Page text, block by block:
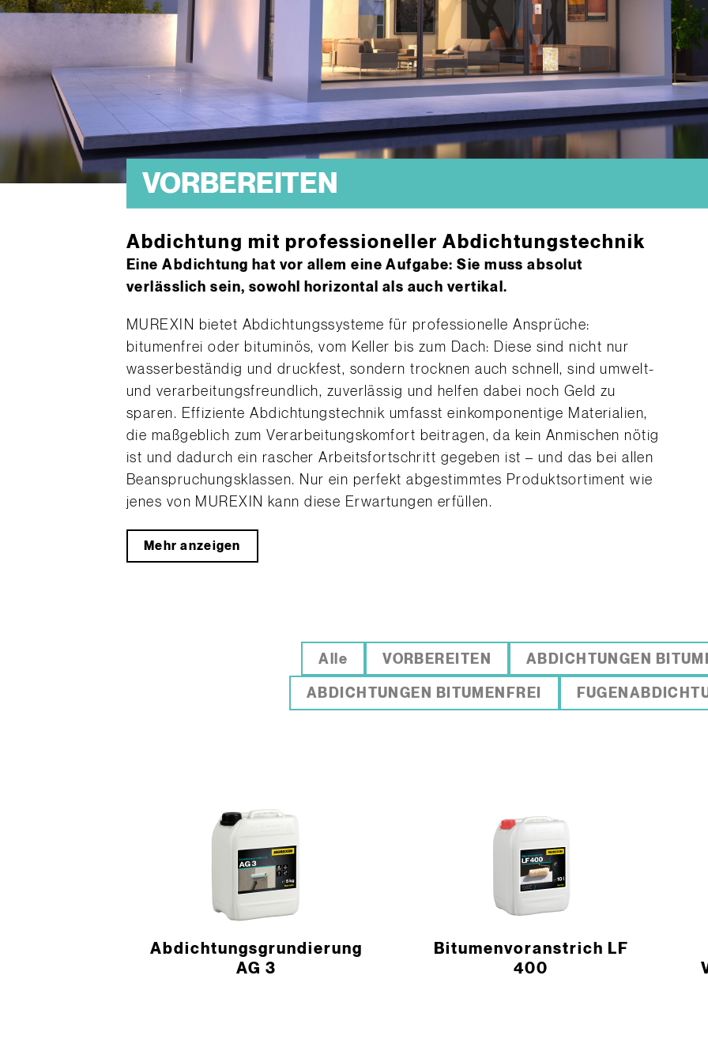
VORBEREITEN
Abdichtung mit professioneller Abdichtungstechnik
Eine Abdichtung hat vor allem eine Aufgabe: Sie muss absolut
verlässlich sein, sowohl horizontal als auch vertikal.
MUREXIN bietet Abdichtungssysteme für professionelle Ansprüche:
bitumenfrei oder bituminös, vom Keller bis zum Dach: Diese sind nicht nur
wasserbeständig und druckfest, sondern trocknen auch schnell, sind umwelt-
und verarbeitungsfreundlich, zuverlässig und helfen dabei noch Geld zu
sparen. Effiziente Abdichtungstechnik umfasst einkomponentige Materialien,
die maßgeblich zum Verarbeitungskomfort beitragen, da kein Anmischen nötig
ist und dadurch ein rascher Arbeitsfortschritt gegeben ist – und das bei allen
Beanspruchungsklassen. Nur ein perfekt abgestimmtes Produktsortiment wie
jenes von MUREXIN kann diese Erwartungen erfüllen.
Mehr anzeigen
Alle VORBEREITEN ABDICHTUNGEN
ABDICHTUNGEN BITUMENFREI
­Abdichtungs­grundierung
AG 3
Bitumenvoranstrich LF
400